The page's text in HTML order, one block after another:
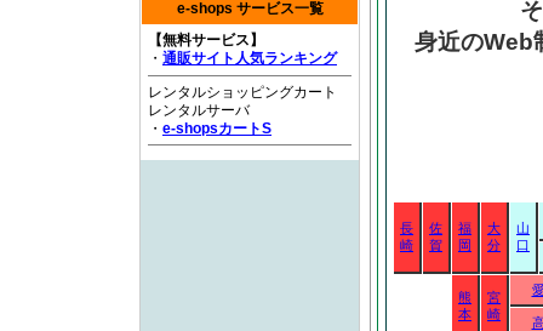
e-shops サービス一覧
【無料サービス】
・ 通販サイト人気ランキング
レンタルショッピングカート
レンタルサーバ
・ e-shopsカートS
身近のWeb
長
崎
佐
賀
福
岡
大
分
山
口
熊
本
宮
崎